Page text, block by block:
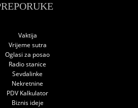
Vaktija
Vrijeme sutra
Oglasi za posao
Radio stanice
Sevdalinke
Nekretnine
PDV Kalkulator
Biznis ideje